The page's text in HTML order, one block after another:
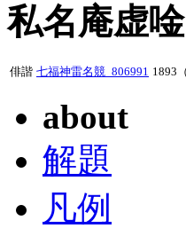
私名庵虚唫
俳諧 七福神雷名競_806991 1893
about
解題
凡例